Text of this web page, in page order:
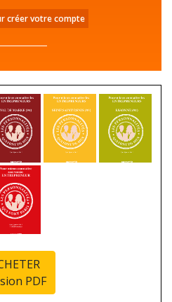
créer votre compte
PDF